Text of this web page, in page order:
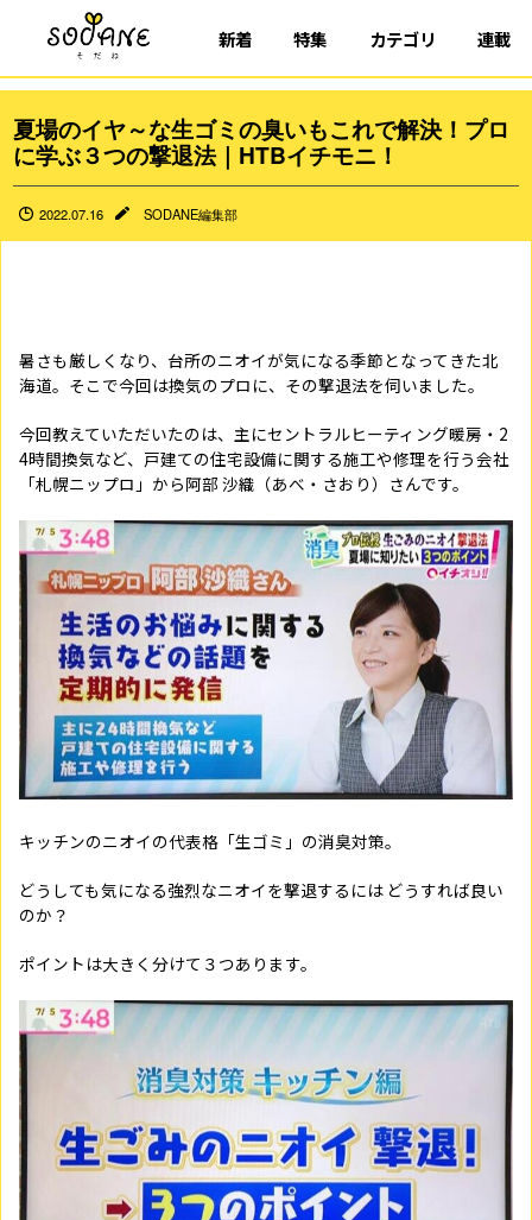
新着 特集 カテゴリ 連載
夏場のイヤ～な生ゴミの臭いもこれで解決！プロ
に学ぶ３つの撃退法｜HTBイチモニ！
2022.07.16 SODANE編集部
暑さも厳しくなり、台所のニオイが気になる季節となってきた北
海道。そこで今回は換気のプロに、その撃退法を伺いました。
今回教えていただいたのは、主にセントラルヒーティング暖房・2
4時間換気など、戸建ての住宅設備に関する施工や修理を行う会社
「札幌ニップロ」から阿部 沙織（あべ・さおり）さんです。
キッチンのニオイの代表格「生ゴミ」の消臭対策。
どうしても気になる強烈なニオイを撃退するには どうすれば良い
のか？
ポイントは大きく分けて３つあります。